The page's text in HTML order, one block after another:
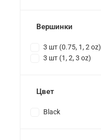
Вершинки
3 шт (0.75, 1, 2 oz)
3 шт (1, 2, 3 oz)
Цвет
Black